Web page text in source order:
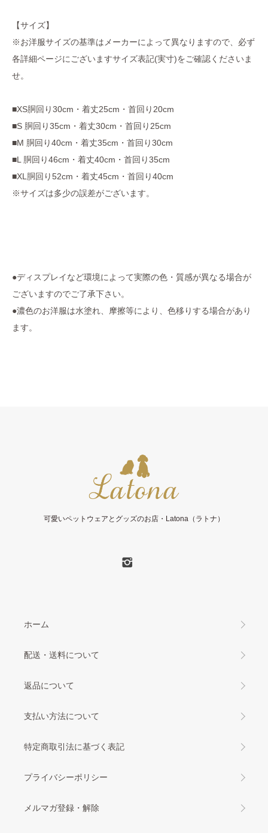
【サイズ】
※お洋服サイズの基準はメーカーによって異なりますので、必ず
各詳細ページにございますサイズ表記(実寸)をご確認くださいま
せ。
■XS胴回り30cm・着丈25cm・首回り20cm
■S 胴回り35cm・着丈30cm・首回り25cm
■M 胴回り40cm・着丈35cm・首回り30cm
■L 胴回り46cm・着丈40cm・首回り35cm
■XL胴回り52cm・着丈45cm・首回り40cm
※サイズは多少の誤差がございます。
●ディスプレイなど環境によって実際の色・質感が異なる場合が
ございますのでご了承下さい。
●濃色のお洋服は水塗れ、摩擦等により、色移りする場合があり
ます。
可愛いペットウェアとグッズのお店・Latona（ラトナ）
ホーム
配送・送料について
返品について
支払い方法について
特定商取引法に基づく表記
プライバシーポリシー
メルマガ登録・解除